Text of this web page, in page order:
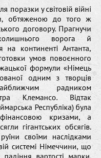
поразки у світовій війні
обтяженою до того ж
договору. Прагнучи
ворога й
на континенті Антанта,
умов повоєнного
формули «Німець
одним з творців
радником
Клемансо. Відтак
Республіка) була
кризами, а
гігантських обсягів.
своїми наслідками
системі Німеччини, що